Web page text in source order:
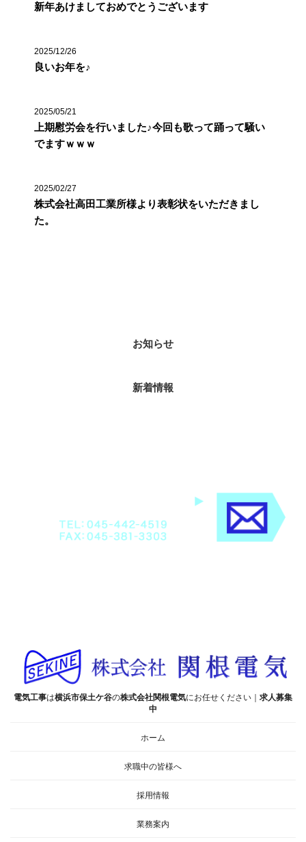
新年あけましておめでとうございます
2025/12/26
良いお年を♪
2025/05/21
上期慰労会を行いました♪今回も歌って踊って騒い
でますｗｗｗ
2025/02/27
株式会社高田工業所様より表彰状をいただきまし
た。
お知らせ
新着情報
電気工事は横浜市保土ケ谷の株式会社関根電気にお任せください｜ 求人募集
中
ホーム
求職中の皆様へ
採用情報
業務案内